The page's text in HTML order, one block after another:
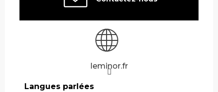
leminor.fr
Langues parlées
Langues parlées